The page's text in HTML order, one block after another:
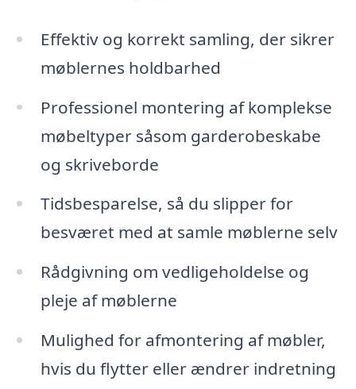
Effektiv og korrekt samling, der sikrer
møblernes holdbarhed
Professionel montering af komplekse
møbeltyper såsom garderobeskabe
og skriveborde
Tidsbesparelse, så du slipper for
besværet med at samle møblerne selv
Rådgivning om vedligeholdelse og
pleje af møblerne
Mulighed for afmontering af møbler,
hvis du flytter eller ændrer indretning